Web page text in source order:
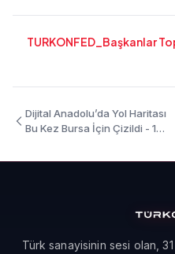
TURKONFED_Başkanlar
Dijital Anadolu’da Yol Haritası
Bu Kez Bursa İçin Çizildi - 13
Türk sanayisinin sesi olan,